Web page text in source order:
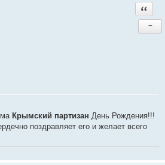
−
Крымский партизан День Рождения!!!
поздравляет его и желает всего